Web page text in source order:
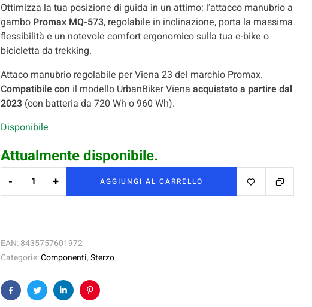
Ottimizza la tua posizione di guida in un attimo: l’attacco manubrio a
gambo Promax MQ-573, regolabile in inclinazione, porta la massima
flessibilità e un notevole comfort ergonomico sulla tua e-bike o
bicicletta da trekking.
Attaco manubrio regolabile per Viena 23 del marchio Promax.
Compatibile con il modello UrbanBiker Viena acquistato a partire dal
2023 (con batteria da 720 Wh o 960 Wh).
Disponibile
Attualmente disponibile.
- + AGGIUNGI AL CARRELLO
EAN:8435757601972
Categorie:Componenti,Sterzo
FacebookTwitterLinkedinPinterest